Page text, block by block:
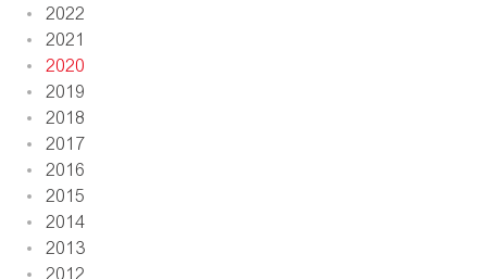
2022
2021
2020
2019
2018
2017
2016
2015
2014
2013
2012